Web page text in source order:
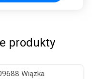
produkty
Wiązka